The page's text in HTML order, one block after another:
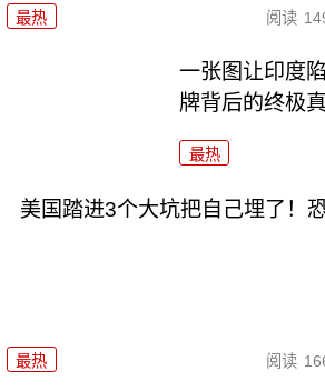
最热 阅读
一张图让印度
牌背后的终极
最热
美国踏进3个大坑把自己埋了！
最热 阅读